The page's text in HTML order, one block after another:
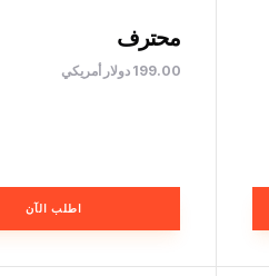
محترف
199.00 دولار أمريكي
اطلب الآن